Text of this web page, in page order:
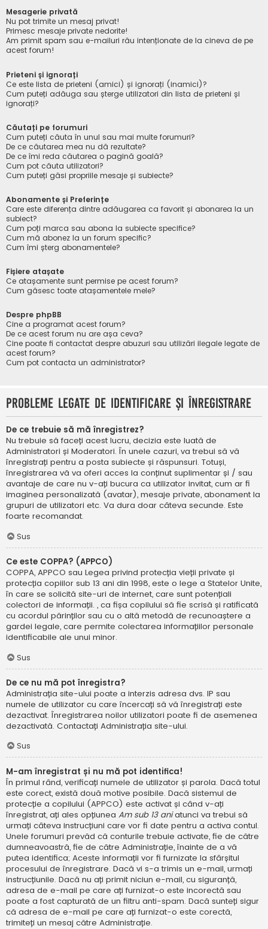
Mesagerie privată
Nu pot trimite un mesaj privat!
Primesc mesaje private nedorite!
Am primit spam sau e-mailuri rău intenționate de la cineva de pe
acest forum!
Prieteni și ignorați
Ce este lista de prieteni (amici) și ignorați (inamici)?
Cum puteți adăuga sau șterge utilizatori din lista de prieteni și
ignorați?
Căutați pe forumuri
Cum puteți căuta în unul sau mai multe forumuri?
De ce căutarea mea nu dă rezultate?
De ce îmi reda căutarea o pagină goală?
Cum pot căuta utilizatori?
Cum puteți găsi propriile mesaje și subiecte?
Abonamente și Preferințe
Care este diferența dintre adăugarea ca favorit și abonarea la un
subiect?
Cum poți marca sau abona la subiecte specifice?
Cum mă abonez la un forum specific?
Cum îmi șterg abonamentele?
Fișiere atașate
Ce atașamente sunt permise pe acest forum?
Cum găsesc toate atașamentele mele?
Despre phpBB
Cine a programat acest forum?
De ce acest forum nu are așa ceva?
Cine poate fi contactat despre abuzuri sau utilizări ilegale legate de
acest forum?
Cum pot contacta un administrator?
Probleme legate de identificare și înregistrare
De ce trebuie să mă înregistrez?
Nu trebuie să faceți acest lucru, decizia este luată de
Administratori și Moderatori. În unele cazuri, va trebui să vă
înregistrați pentru a posta subiecte și răspunsuri. Totuși,
înregistrarea vă va oferi acces la conținut suplimentar și / sau
avantaje de care nu v-ați bucura ca utilizator invitat, cum ar fi
imaginea personalizată (avatar), mesaje private, abonament la
grupuri de utilizatori etc. Va dura doar câteva secunde. Este
foarte recomandat.
Sus
Ce este COPPA? (APPCO)
COPPA, APPCO sau Legea privind protecția vieții private și
protecția copiilor sub 13 ani din 1998, este o lege a Statelor Unite,
în care se solicită site-uri de internet, care sunt potențiali
colectori de informații. , ca fișa copilului să fie scrisă și ratificată
cu acordul părinților sau cu o altă metodă de recunoaștere a
gardei legale, care permite colectarea informațiilor personale
identificabile ale unui minor.
Sus
De ce nu mă pot înregistra?
Administrația site-ului poate a interzis adresa dvs. IP sau
numele de utilizator cu care încercați să vă înregistrați este
dezactivat. Înregistrarea noilor utilizatori poate fi de asemenea
dezactivată. Contactați Administrația site-ului.
Sus
M-am înregistrat și nu mă pot identifica!
În primul rând, verificați numele de utilizator și parola. Dacă totul
este corect, există două motive posibile. Dacă sistemul de
protecție a copilului (APPCO) este activat și când v-ați
înregistrat, ați ales opțiunea Am sub 13 aniatunci va trebui să
urmați câteva instrucțiuni care vor fi date pentru a activa contul.
Unele forumuri prevăd că conturile trebuie activate, fie de către
dumneavoastră, fie de către Administrație, înainte de a vă
putea identifica; Aceste informații vor fi furnizate la sfârșitul
procesului de înregistrare. Dacă vi s-a trimis un e-mail, urmați
instrucțiunile. Dacă nu ați primit niciun e-mail, cu siguranță,
adresa de e-mail pe care ați furnizat-o este incorectă sau
poate a fost capturată de un filtru anti-spam. Dacă sunteți sigur
că adresa de e-mail pe care ați furnizat-o este corectă,
trimiteți un mesaj către Administrație.